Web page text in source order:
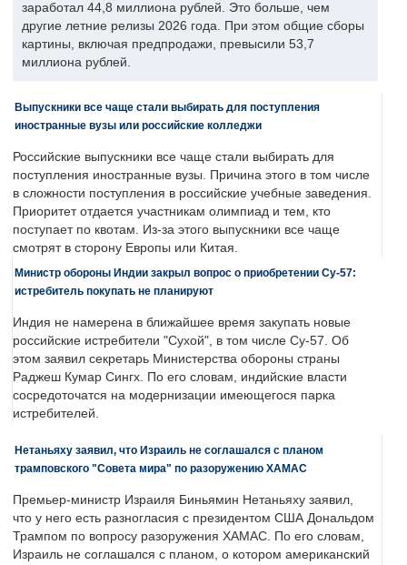
заработал 44,8 миллиона рублей. Это больше, чем
другие летние релизы 2026 года. При этом общие сборы
картины, включая предпродажи, превысили 53,7
миллиона рублей.
Выпускники все чаще стали выбирать для поступления
иностранные вузы или российские колледжи
Российские выпускники все чаще стали выбирать для
поступления иностранные вузы. Причина этого в том числе
в сложности поступления в российские учебные заведения.
Приоритет отдается участникам олимпиад и тем, кто
поступает по квотам. Из-за этого выпускники все чаще
смотрят в сторону Европы или Китая.
Министр обороны Индии закрыл вопрос о приобретении Су-57:
истребитель покупать не планируют
Индия не намерена в ближайшее время закупать новые
российские истребители "Сухой", в том числе Су-57. Об
этом заявил секретарь Министерства обороны страны
Раджеш Кумар Сингх. По его словам, индийские власти
сосредоточатся на модернизации имеющегося парка
истребителей.
Нетаньяху заявил, что Израиль не соглашался с планом
трамповского "Совета мира" по разоружению ХАМАС
Премьер-министр Израиля Биньямин Нетаньяху заявил,
что у него есть разногласия с президентом США Дональдом
Трампом по вопросу разоружения ХАМАС. По его словам,
Израиль не соглашался с планом, о котором американский